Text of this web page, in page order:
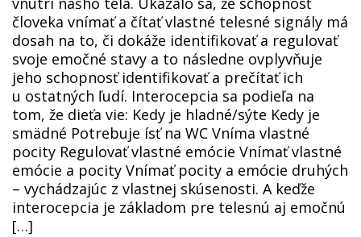
človeka vnímať a čítať vlastné telesné signály má
dosah na to, či dokáže identifikovať a regulovať
svoje emočné stavy a to následne ovplyvňuje
jeho schopnosť identifikovať a prečítať ich
u ostatných ľudí. Interocepcia sa podieľa na
tom, že dieťa vie: Kedy je hladné/sýte Kedy je
smädné Potrebuje ísť na WC Vníma vlastné
pocity Regulovať vlastné emócie Vnímať vlastné
emócie a pocity Vnímať pocity a emócie druhých
– vychádzajúc z vlastnej skúsenosti. A keďže
interocepcia je základom pre telesnú aj emočnú
[…]